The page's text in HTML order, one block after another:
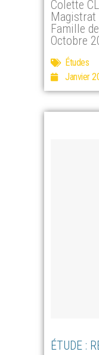
Colette
Magistrat
Famille
Octobre
Études
Janvier
ÉTUDE :